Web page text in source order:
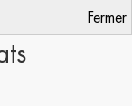
Fermer